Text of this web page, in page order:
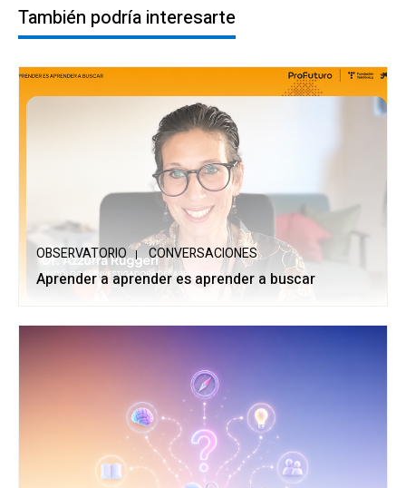
También podría interesarte
OBSERVATORIO CONVERSACIONES
Aprender a aprender es aprender a buscar